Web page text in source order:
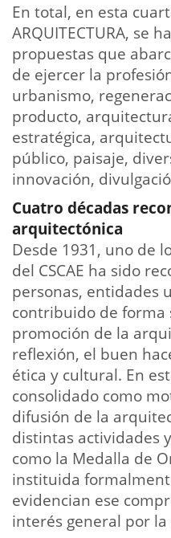
En total, en esta
ARQUITECTURA, se
propuestas que
de ejercer la
urbanismo,
producto,
estratégica,
público, paisaje,
innovación,
Cuatro décadas
arquitectónica
Desde 1931, uno de
del CSCAE ha sido
personas, entidades
contribuido de forma
promoción de la
reflexión, el buen
ética y cultural. En
consolidado como
difusión de la
distintas actividades
como la Medalla de
instituida
evidencian ese
interés general por